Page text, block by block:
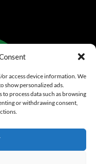
access device information. We
show personalized ads.
process data such as browsing
or withdrawing consent,